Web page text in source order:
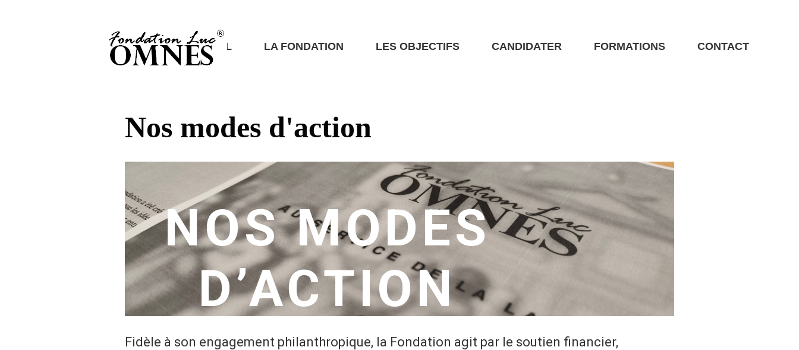
ACCUEIL LA FONDATION LES OBJECTIFS CANDIDATER FORMATIONS CONTACT
Nos modes d'action
NOS MODES
D’ACTION
Fidèle à son engagement philanthropique, la Fondation agit par le soutien financier,